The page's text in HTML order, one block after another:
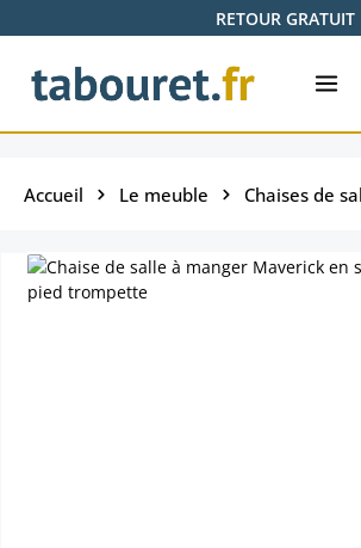
Passer au contenu principalRETOUR GRATUIT
Accueil Le meuble Chaises de